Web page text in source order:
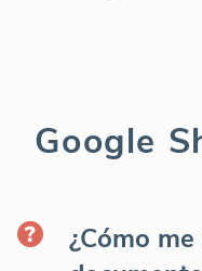
Google
¿Cómo